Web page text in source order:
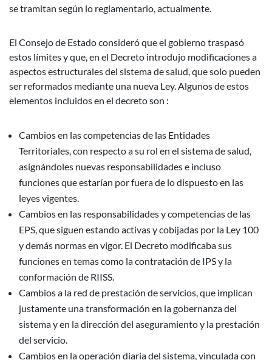
se tramitan según lo reglamentario, actualmente.
El Consejo de Estado consideró que el gobierno traspasó
estos límites y que, en el Decreto introdujo modificaciones a
aspectos estructurales del sistema de salud, que solo pueden
ser reformados mediante una nueva Ley. Algunos de estos
elementos incluidos en el decreto son :
Cambios en las competencias de las Entidades
Territoriales, con respecto a su rol en el sistema de salud,
asignándoles nuevas responsabilidades e incluso
funciones que estarían por fuera de lo dispuesto en las
leyes vigentes.
Cambios en las responsabilidades y competencias de las
EPS, que siguen estando activas y cobijadas por la Ley 100
y demás normas en vigor. El Decreto modificaba sus
funciones en temas como la contratación de IPS y la
conformación de RIISS.
Cambios a la red de prestación de servicios, que implican
justamente una transformación en la gobernanza del
sistema y en la dirección del aseguramiento y la prestación
del servicio.
Cambios en la operación diaria del sistema, vinculada con